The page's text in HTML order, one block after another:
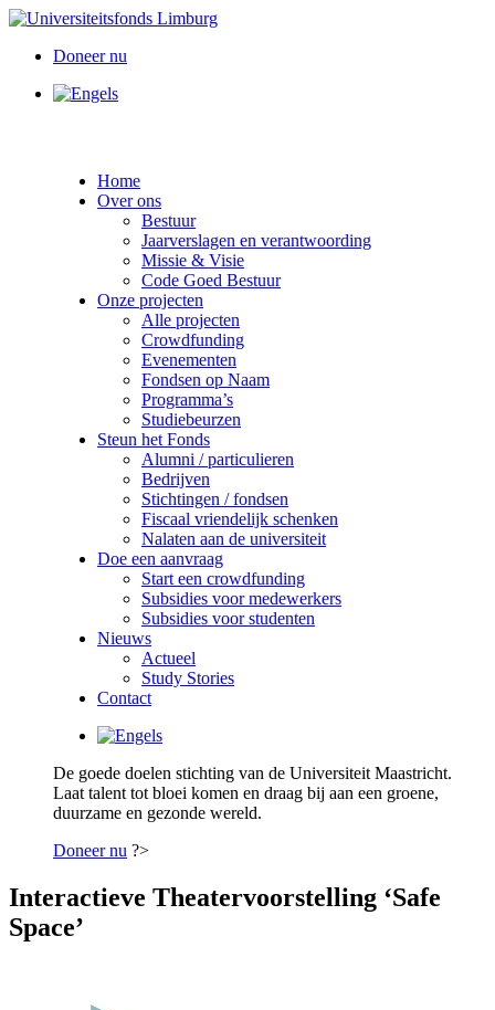
Doneer nu
Home
Over ons
Bestuur
Jaarverslagen en verantwoording
Missie & Visie
Code Goed Bestuur
Onze projecten
Alle projecten
Crowdfunding
Evenementen
Fondsen op Naam
Programma’s
Studiebeurzen
Steun het Fonds
Alumni / particulieren
Bedrijven
Stichtingen / fondsen
Fiscaal vriendelijk schenken
Nalaten aan de universiteit
Doe een aanvraag
Start een crowdfunding
Subsidies voor medewerkers
Subsidies voor studenten
Nieuws
Actueel
Study Stories
Contact
De goede doelen stichting van de Universiteit Maastricht.
Laat talent tot bloei komen en draag bij aan een groene,
duurzame en gezonde wereld.
Doneer nu ?>
Interactieve Theatervoorstelling ‘Safe
Space’